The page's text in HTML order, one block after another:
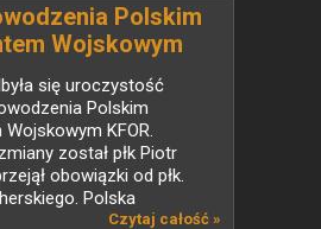
Polskim
Wojskowym
się uroczystość
Polskim
KFOR.
został płk Piotr
obowiązki od płk.
Polska
Czytaj całość »